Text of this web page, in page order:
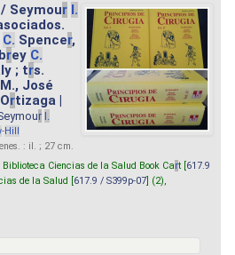
Seymour I.
C. Spencer,
rey C.
; trs.
José
rtizaga |
r I.
-Hill
: il. ; 27 cm.
Biblioteca Ciencias de la Salud Book Cart [ 617.9
de la Salud [ 617.9 / S399p-07 ] (2),